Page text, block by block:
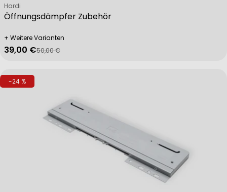
Öffnungsdämpfer Zubehör
Verkäufer:
Hardi
+ Weitere Varianten
Verkaufspreis
39,00 €
Regulärer Preis
50,00 €
-24 %